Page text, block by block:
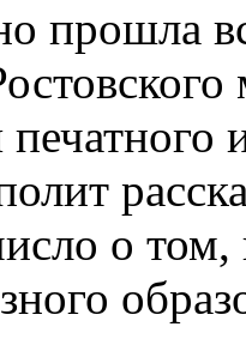
прошла
о том,